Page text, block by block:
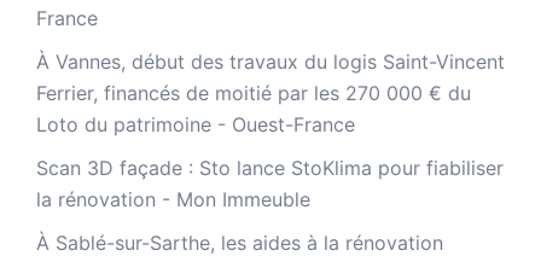
France
À Vannes, début des travaux du logis Saint-Vincent
Ferrier, financés de moitié par les 270 000 € du
Loto du patrimoine - Ouest-France
​Scan 3D façade : Sto lance StoKlima pour fiabiliser
la rénovation - Mon Immeuble
À Sablé-sur-Sarthe, les aides à la rénovation